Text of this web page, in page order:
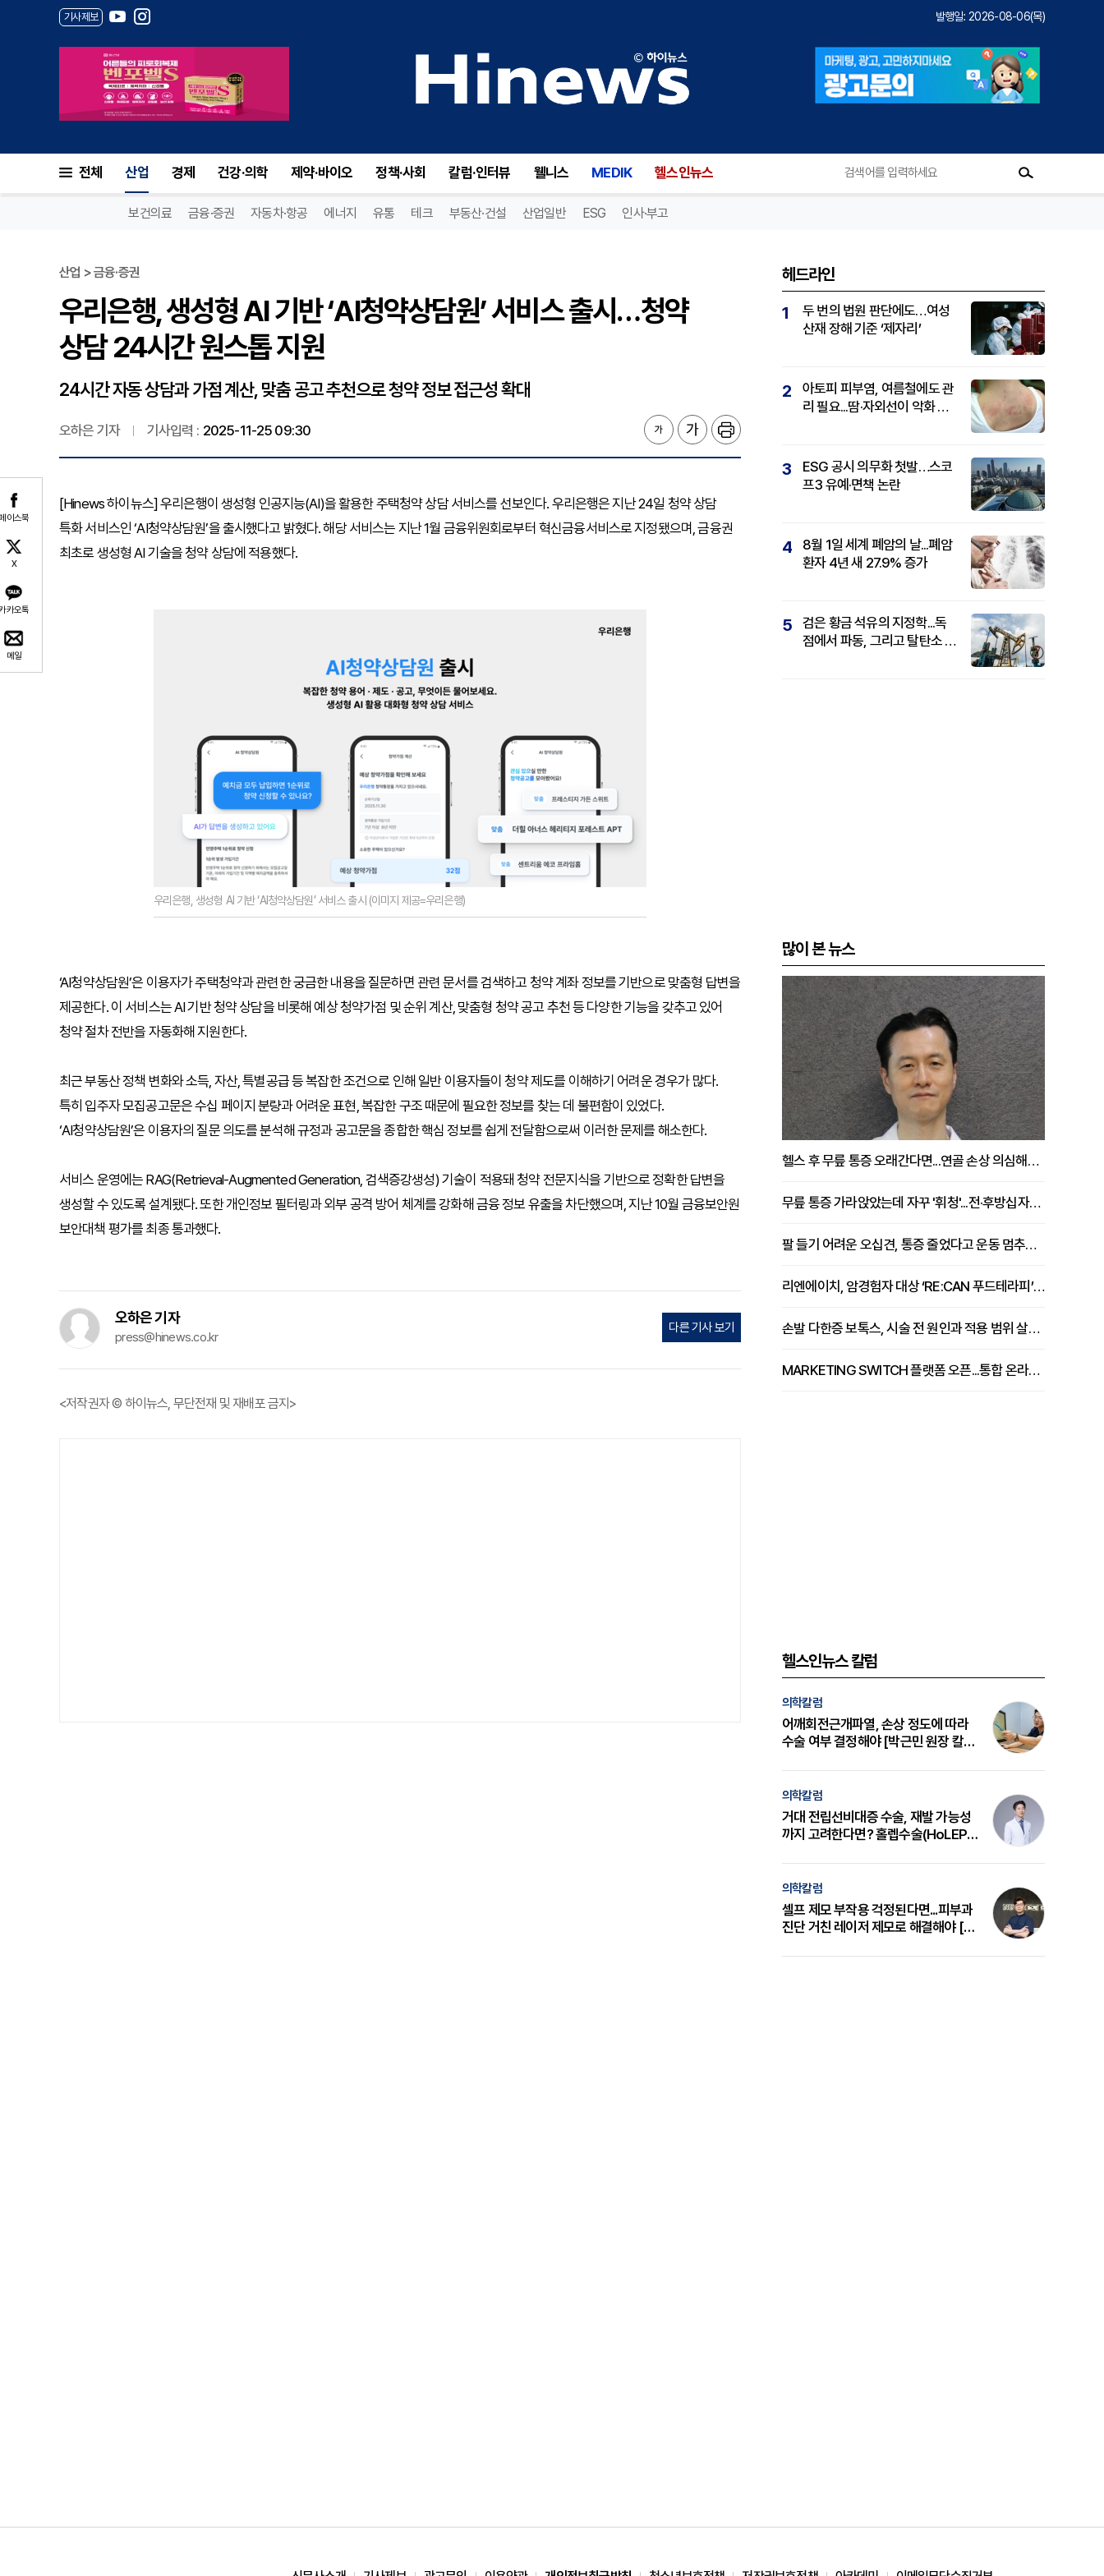
기사제보 발행일: 2026-08-06(목)
전체 산업 경제 건강·의학 제약·바이오 정책·사회 칼럼·인터뷰 웰니스 MEDIK 헬스인뉴스
보건의료 금융·증권 자동차·항공 에너지 유통 테크 부동산·건설 산업일반 ESG 인사·부고
이스북
X
카오톡
메일
산업 > 금융·증권
우리은행, 생성형 AI 기반 ‘AI청약상담원’ 서비스 출시…청약
상담 24시간 원스톱 지원
24시간 자동 상담과 가점 계산, 맞춤 공고 추천으로 청약 정보 접근성 확대
오하은 기자 기사입력 : 2025-11-25 09:30
[Hinews 하이뉴스] 우리은행이 생성형 인공지능(AI)을 활용한 주택청약 상담 서비스를 선보인다. 우리은행은 지난 24일 청약 상담
특화 서비스인 ‘AI청약상담원’을 출시했다고 밝혔다. 해당 서비스는 지난 1월 금융위원회로부터 혁신금융서비스로 지정됐으며, 금융권
최초로 생성형 AI 기술을 청약 상담에 적용했다.
우리은행, 생성형 AI 기반 ‘AI청약상담원’ 서비스 출시 (이미지 제공=우리은행)
‘AI청약상담원’은 이용자가 주택청약과 관련한 궁금한 내용을 질문하면 관련 문서를 검색하고 청약 계좌 정보를 기반으로 맞춤형 답변을
제공한다. 이 서비스는 AI 기반 청약 상담을 비롯해 예상 청약가점 및 순위 계산, 맞춤형 청약 공고 추천 등 다양한 기능을 갖추고 있어
청약 절차 전반을 자동화해 지원한다.
최근 부동산 정책 변화와 소득, 자산, 특별공급 등 복잡한 조건으로 인해 일반 이용자들이 청약 제도를 이해하기 어려운 경우가 많다.
특히 입주자 모집공고문은 수십 페이지 분량과 어려운 표현, 복잡한 구조 때문에 필요한 정보를 찾는 데 불편함이 있었다.
‘AI청약상담원’은 이용자의 질문 의도를 분석해 규정과 공고문을 종합한 핵심 정보를 쉽게 전달함으로써 이러한 문제를 해소한다.
서비스 운영에는 RAG(Retrieval-Augmented Generation, 검색증강생성) 기술이 적용돼 청약 전문지식을 기반으로 정확한 답변을
생성할 수 있도록 설계됐다. 또한 개인정보 필터링과 외부 공격 방어 체계를 강화해 금융 정보 유출을 차단했으며, 지난 10월 금융보안원
보안대책 평가를 최종 통과했다.
오하은 기자
press@hinews.co.kr
다른 기사 보기
<저작권자 © 하이뉴스, 무단전재 및 재배포 금지>
헤드라인
1
두 번의 법원 판단에도…여성
산재 장해 기준 ‘제자리’
2
아토피 피부염, 여름철에도 관
리 필요...땀·자외선이 악화 요
3
ESG 공시 의무화 첫발…스코
프3 유예·면책 논란
4
8월 1일 세계 폐암의 날...폐암
환자 4년 새 27.9% 증가
5
검은 황금 석유의 지정학...독
점에서 파동, 그리고 탈탄소 패
많이 본 뉴스
헬스 후 무릎 통증 오래간다면...연골 손상 의심해야 [김상범 원장 칼럼]
무릎 통증 가라앉았는데 자꾸 '휘청'...전·후방십자인대 파열 확인해야 [곽우경 원장 칼럼]
팔 들기 어려운 오십견, 통증 줄었다고 운동 멈추면 안 되는 이유 [이병욱 원장 칼럼]
리엔에이치, 암경험자 대상 ‘RE:CAN 푸드테라피’ 운영
손발 다한증 보톡스, 시술 전 원인과 적용 범위 살펴야 [강윤일 원장 칼럼]
MARKETING SWITCH 플랫폼 오픈...통합 온라인 마케팅 서비스 확대
헬스인뉴스 칼럼
의학칼럼
어깨회전근개파열, 손상 정도에 따라
수술 여부 결정해야 [박근민 원장 칼
의학칼럼
거대 전립선비대증 수술, 재발 가능성
까지 고려한다면? 홀렙수술(HoLEP)
의학칼럼
셀프 제모 부작용 걱정된다면...피부과
진단 거친 레이저 제모로 해결해야 [변